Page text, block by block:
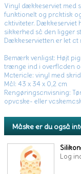
Vinyl dækkeserviet med
funktionelt og praktisk
aktiviteter. Dækkeserviet
sikkerhed så den ligger
Dækkeservietten er let
Bemærk venligst: Højt
trænge ind i overfladen
Materiale: vinyl med
Mål: 43 x 34 x 0,2 cm
Rengøringsanvisning:
opvaske- eller
Måske er du også
Log